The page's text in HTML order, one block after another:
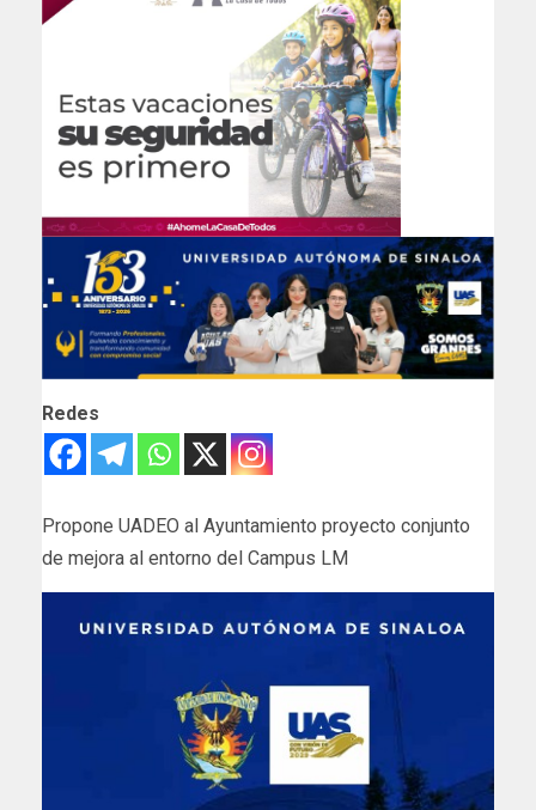
Redes
Propone UADEO al Ayuntamiento proyecto conjunto
de mejora al entorno del Campus LM